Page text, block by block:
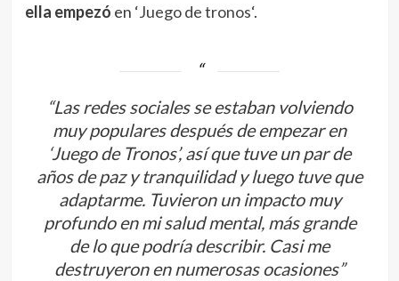
ella empezó en ‘Juego de tronos‘.
“Las redes sociales se estaban volviendo
muy populares después de empezar en
‘Juego de Tronos’, así que tuve un par de
años de paz y tranquilidad y luego tuve que
adaptarme. Tuvieron un impacto muy
profundo en mi salud mental, más grande
de lo que podría describir. Casi me
destruyeron en numerosas ocasiones”